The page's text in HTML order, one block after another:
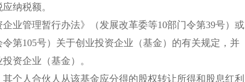
纳税额。
管理暂行办法》（发展改革委等10部门令第39号）或
第105号）关于创业投资企业（基金）的有关规定，并
资企业（基金）。
人合伙人从该基金应分得的股权转让所得和股息红利